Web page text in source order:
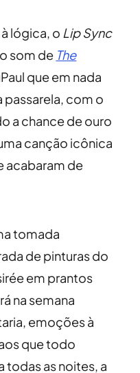
lógica, o Lip Sync
som de The
que em nada
com o
a chance de ouro
canção icônica
acabaram de
tomada
de pinturas do
em prantos
na semana
emoções à
que todo
todas as noites, a